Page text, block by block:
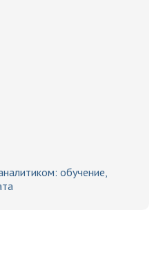
обучение,